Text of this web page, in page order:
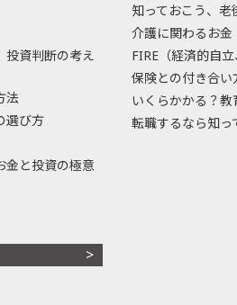
投資判断の考え
法
選び方
金と投資の極意
知っておこう、
介護に関わるお金
FIRE（経済的自立
保険との付き合い
いくらかかる？
転職するなら知っ